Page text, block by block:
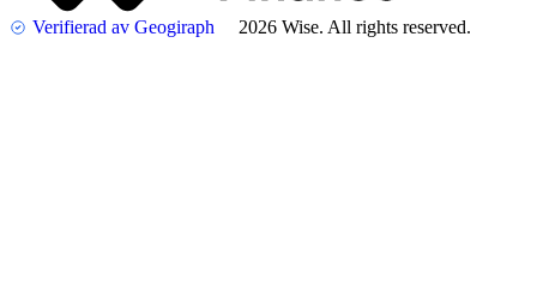
Verifierad av Geogiraph 2026 Wise. All rights reserved.